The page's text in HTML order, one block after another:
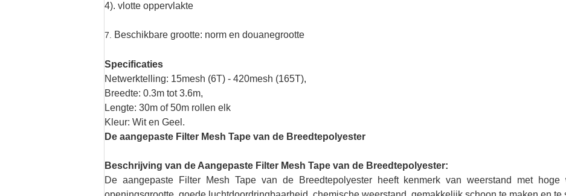
4). vlotte oppervlakte
7. Beschikbare grootte: norm en douanegrootte
Specificaties
Netwerktelling: 15mesh (6T) - 420mesh (165T),
Breedte: 0.3m tot 3.6m,
Lengte: 30m of 50m rollen elk
Kleur: Wit en Geel.
De aangepaste Filter Mesh Tape van de Breedtepolyester
Beschrijving van de Aangepaste Filter Mesh Tape van de Breedtepolyester:
De aangepaste Filter Mesh Tape van de Breedtepolyester heeft kenmerk van weerstand met hoge